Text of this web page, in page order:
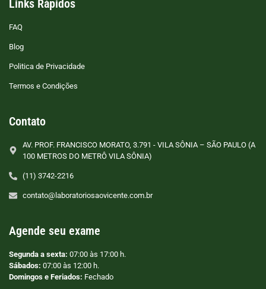
Links Rápidos
FAQ
Blog
Politica de Privacidade
Termos e Condições
Contato
AV. PROF. FRANCISCO MORATO, 3.791 - VILA SÔNIA – SÃO PAULO (A
100 METROS DO METRÔ VILA SÔNIA)
(11) 3742-2216
contato@laboratoriosaovicente.com.br
Agende seu exame
Segunda a sexta: 07:00 às 17:00 h.
Sábados: 07:00 às 12:00 h.
Domingos e Feriados: Fechado